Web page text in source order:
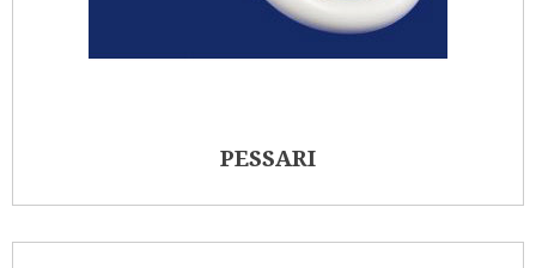
PESSARI